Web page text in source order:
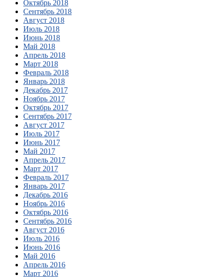
Октябрь 2018
Сентябрь 2018
Август 2018
Июль 2018
Июнь 2018
Май 2018
Апрель 2018
Март 2018
Февраль 2018
Январь 2018
Декабрь 2017
Ноябрь 2017
Октябрь 2017
Сентябрь 2017
Август 2017
Июль 2017
Июнь 2017
Май 2017
Апрель 2017
Март 2017
Февраль 2017
Январь 2017
Декабрь 2016
Ноябрь 2016
Октябрь 2016
Сентябрь 2016
Август 2016
Июль 2016
Июнь 2016
Май 2016
Апрель 2016
Март 2016